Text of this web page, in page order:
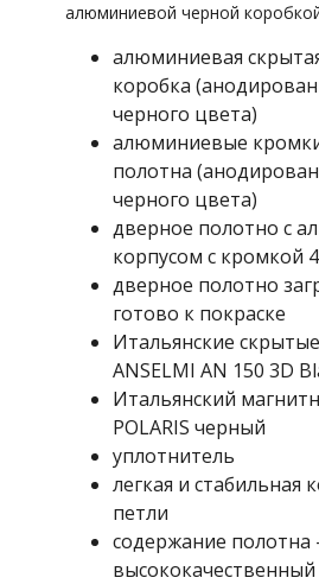
алюминиевой черной
алюминиевая
коробка
черного цвета)
алюминиевые
полотна
черного цвета)
дверное полотно с
корпусом с кромкой
дверное полотно
готово к покраске
Итальянские
ANSELMI AN 150 3D
Итальянский
POLARIS черный
уплотнитель
легкая и стабильная
петли
содержание полотна
высококачественный